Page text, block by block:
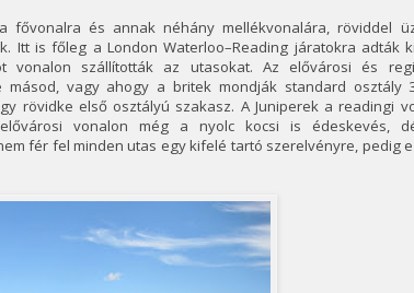
és annak néhány mellékvonalára, röviddel
Itt is főleg a London Waterloo–Reading járatokra adták
vonalon szállították az utasokat. Az elővárosi és
vagy ahogy a britek mondják standard osztály
rövidke első osztályú szakasz. A Juniperek a readingi
vonalon még a nyolc kocsi is édeskevés,
fér fel minden utas egy kifelé tartó szerelvényre, pedig